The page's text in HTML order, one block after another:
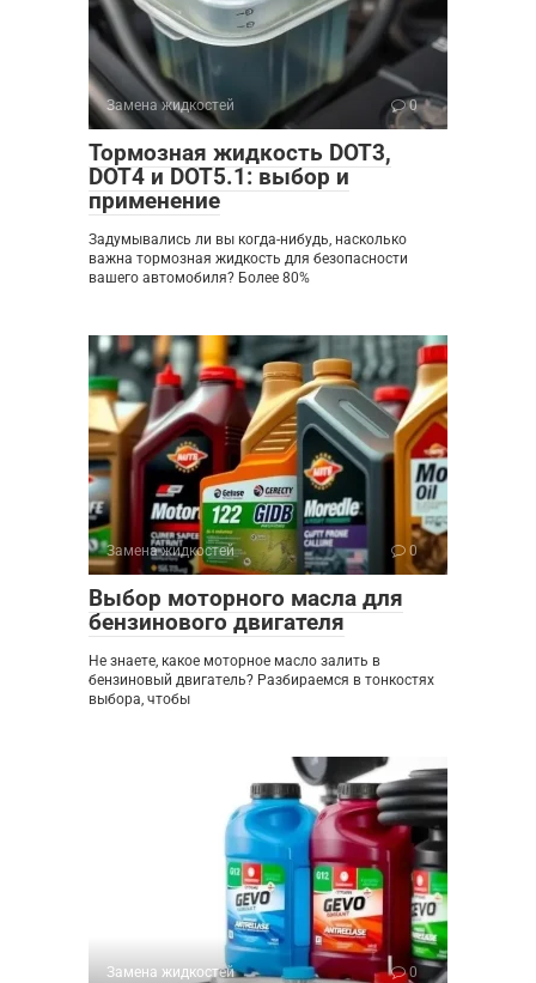
Замена жидкостей 0
Тормозная жидкость DOT3,
DOT4 и DOT5.1: выбор и
применение
Задумывались ли вы когда-нибудь, насколько
важна тормозная жидкость для безопасности
вашего автомобиля? Более 80%
Замена жидкостей 0
Выбор моторного масла для
бензинового двигателя
Не знаете, какое моторное масло залить в
бензиновый двигатель? Разбираемся в тонкостях
выбора, чтобы
Замена жидкостей 0